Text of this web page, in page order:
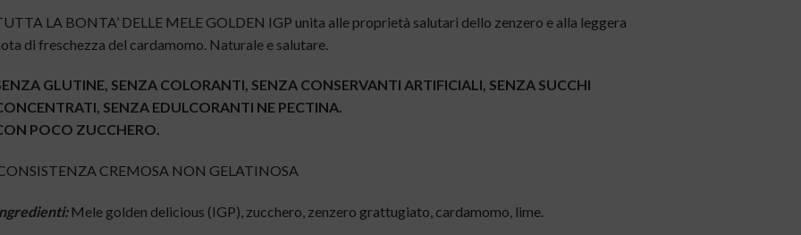
LA BONTA’ DELLE MELE GOLDEN IGP unita alle proprietà salutari dello zenzero e alla leggera
di freschezza del cardamomo. Naturale e salutare.
GLUTINE, SENZA COLORANTI, SENZA CONSERVANTI ARTIFICIALI, SENZA SUCCHI
SENZA EDULCORANTI NE PECTINA.
POCO ZUCCHERO.
CREMOSA NON GELATINOSA
Mele golden delicious (IGP), zucchero, zenzero grattugiato, cardamomo, lime.